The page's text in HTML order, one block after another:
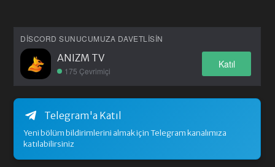
DISCORD SUNUCUMUZA DAVETLISIN
ANIZM TV
175 Çevrimiçi
Katıl
Telegram'a Katıl
Yeni bölüm bildirimlerini almak için Telegram kanalımıza
katılabilirsiniz